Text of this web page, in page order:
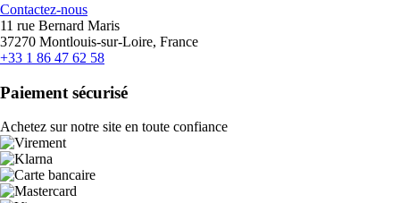
Contactez-nous
11 rue Bernard Maris
37270 Montlouis-sur-Loire, France
+33 1 86 47 62 58
Paiement sécurisé
Achetez sur notre site en toute confiance